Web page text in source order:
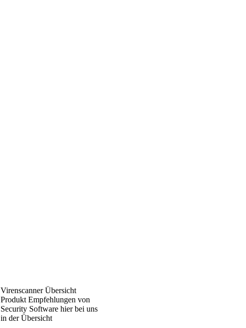
Virenscanner Übersicht
Produkt Empfehlungen von
Security Software hier bei uns
in der Übersicht